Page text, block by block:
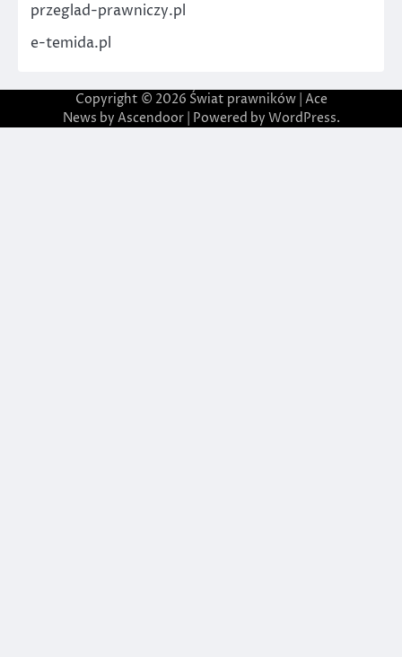
przeglad-prawniczy.pl
e-temida.pl
Copyright © 2026 Świat prawników| Ace
News by Ascendoor| Powered by WordPress.